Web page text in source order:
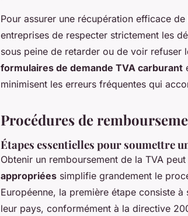
Pour assurer une récupération efficace de
entreprises de respecter strictement les
sous peine de retarder ou de voir refuser
formulaires de demande TVA carburant
minimisent les erreurs fréquentes qui
Procédures de
Étapes essentielles pour soumettre
Obtenir un remboursement de la TVA
appropriées simplifie grandement le
Européenne, la première étape consiste
leur pays, conformément à la directive